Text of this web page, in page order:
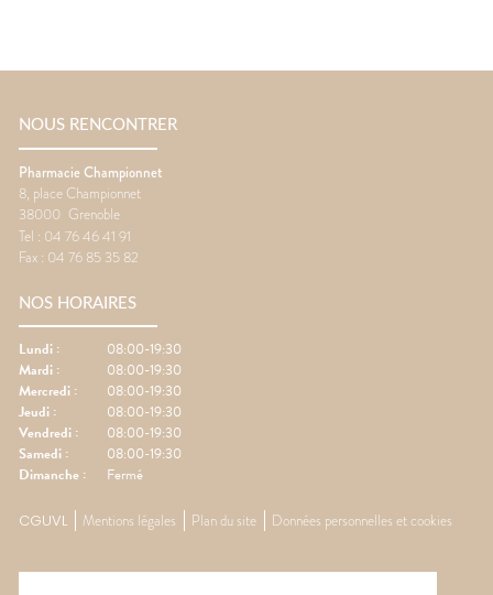
NOUS RENCONTRER
Pharmacie Championnet
8, place Championnet
38000 Grenoble
Tel : 04 76 46 41 91
Fax : 04 76 85 35 82
NOS HORAIRES
Lundi :
08:00-19:30
Mardi :
08:00-19:30
Mercredi :
08:00-19:30
Jeudi :
08:00-19:30
Vendredi :
08:00-19:30
Samedi :
08:00-19:30
Dimanche : Fermé
CGUVL Mentions légales Plan du site Données personnelles et cookies